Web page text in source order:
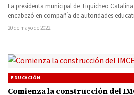
La presidenta municipal de Tiquicheo
encabezó en compañía de autoridades
entrega…
20 de mayo de 2022
EDUCACIÓN
Comienza la construcción del